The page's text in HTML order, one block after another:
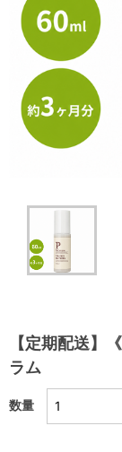
【定期配送】
ラム
数量